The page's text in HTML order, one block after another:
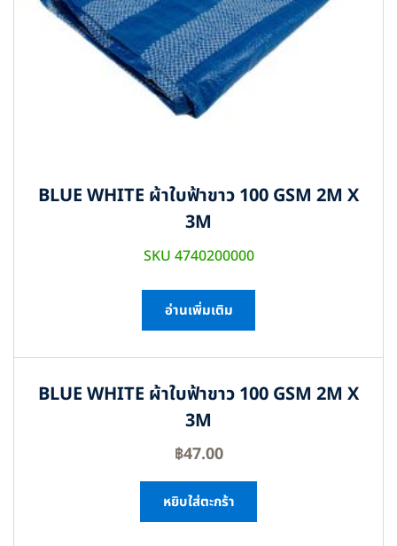
BLUE WHITE ผ้าใบฟ้าขาว 100 GSM 2M X
3M
SKU 4740200000
อ่านเพิ่มเติม
BLUE WHITE ผ้าใบฟ้าขาว 100 GSM 2M X
3M
฿47.00
หยิบใส่ตะกร้า